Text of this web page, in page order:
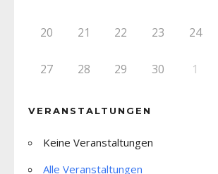
20 21 22 23 24
27 28 29 30 1
VERANSTALTUNGEN
Keine Veranstaltungen
Alle Veranstaltungen